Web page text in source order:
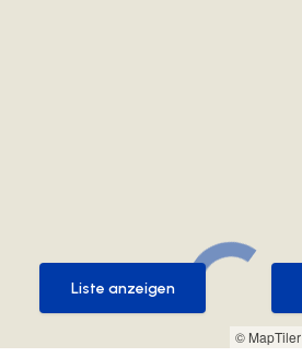
© MapTiler
Liste anzeigen
Liste anzeigen